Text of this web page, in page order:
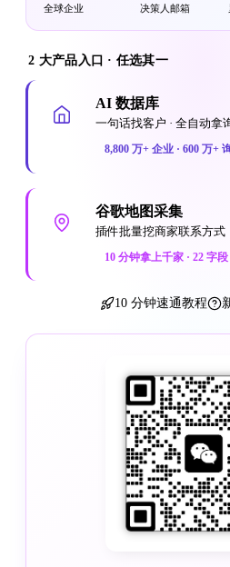
全球企业 决策人邮箱
2 大产品入口 · 任选其一
AI 数据库
一句话找客户 · 全自动拿
8,800 万+ 企业 · 600 万+
谷歌地图采集
插件批量挖商家联系方式
10 分钟拿上千家 · 22 字段
10 分钟速通教程